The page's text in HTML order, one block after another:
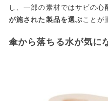
し、一部の素材ではサビの心
が施された製品を選ぶことが
傘から落ちる水が気に